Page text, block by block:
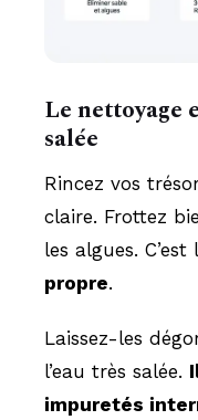
Le nettoyage
salée
Rincez vos
claire. Frottez
les algues.
propre.
Laissez-les
l’eau très salée.
impuretés